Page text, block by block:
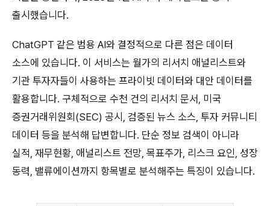
출시했습니다.
ChatGPT 같은 범용 AI와 결정적으로 다른 점은 데이터
소스에 있습니다. 이 서비스는 월가의 리서치 애널리스트와
기관 투자자들이 사용하는 프라이빗 데이터와 대안 데이터를
활용합니다. 구체적으로 수천 건의 리서치 문서, 미국
증권거래위원회(SEC) 공시, 검증된 뉴스 소스, 투자 커뮤니티
데이터 등을 분석해 답변합니다. 단순 정보 검색이 아니라
실적, 재무현황, 애널리스트 전망, 목표주가, 리스크 요인, 성장
동력, 밸류에이션까지 항목별로 분석해주는 특징이 있습니다.